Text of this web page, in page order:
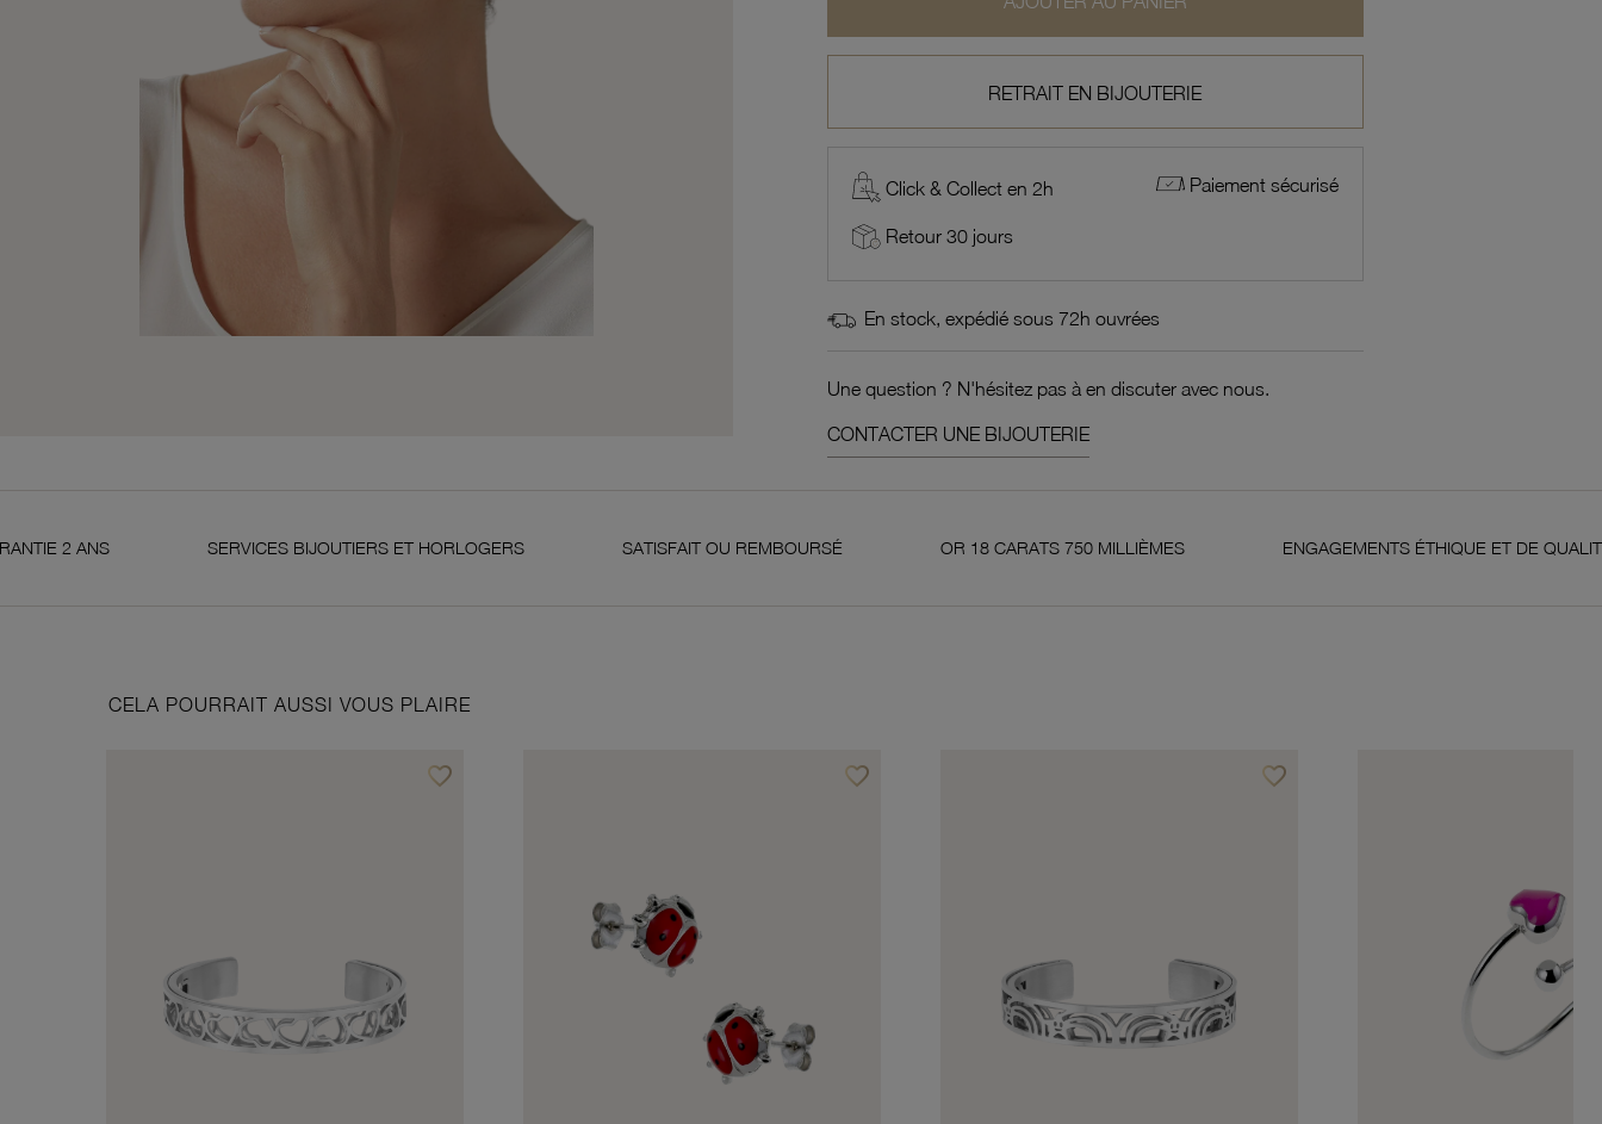
RETRAIT EN BIJOUTERIE
Click & Collect en 2h Paiement sécurisé
Retour 30 jours
En stock, expédié sous 72h ouvrées
Une question ? N'hésitez pas à en discuter avec nous.
CONTACTER UNE BIJOUTERIE
SERVICES BIJOUTIERS ET HORLOGERS SATISFAIT OU REMBOURSÉ OR 18 CARATS 750 MILLIÈMES ENGAGEMENTS ÉTHIQUE ET DE QUALITÉ
CELA POURRAIT AUSSI VOUS PLAIRE
favorite_borderAjouter à vos favoris favorite_borderAjouter à vos favoris favorite_borderAjouter à vos favoris